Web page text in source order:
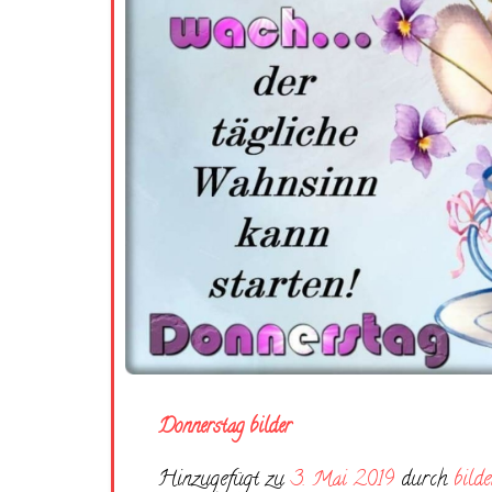
Donnerstag bilder
Hinzugefügt zu3. Mai 2019 durch